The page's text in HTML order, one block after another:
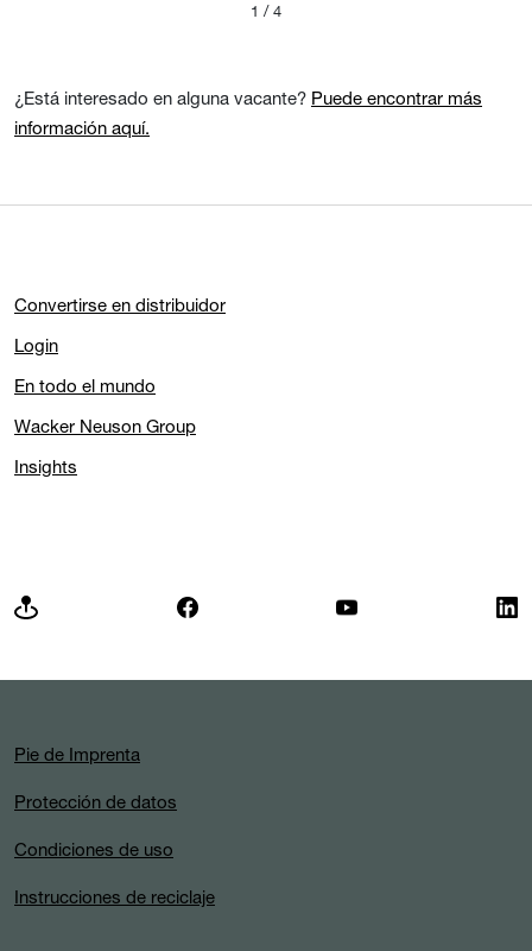
1 / 4
¿Está interesado en alguna vacante? Puede encontrar más
información aquí.
Convertirse en distribuidor
Login
En todo el mundo
Wacker Neuson Group
Insights
Pie de Imprenta
Protección de datos
Condiciones de uso
Instrucciones de reciclaje